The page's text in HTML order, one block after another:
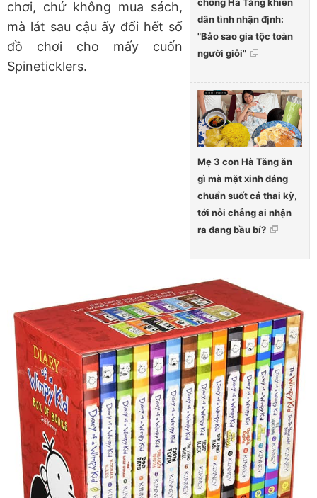
dân tình nhận định:
"Bảo sao gia tộc toàn
người giỏi"
Mẹ 3 con Hà Tăng ăn
gì mà mặt xinh dáng
chuẩn suốt cả thai kỳ,
tới nỗi chẳng ai nhận
ra đang bầu bí?
chơi, chứ không mua sách,
mà lát sau cậu ấy đổi hết số
đồ chơi cho mấy cuốn
Spineticklers.